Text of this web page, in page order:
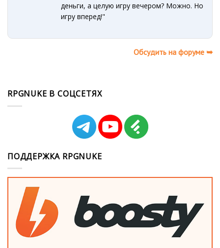
деньги, а целую игру вечером? Можно. Но
игру вперед!"
Обсудить на форуме ➥
RPGNUKE В СОЦСЕТЯХ
ПОДДЕРЖКА RPGNUKE